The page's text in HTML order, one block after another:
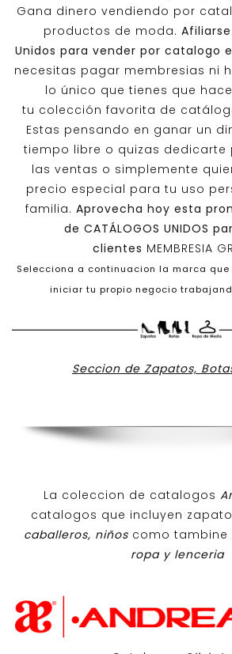
Gana dinero vendiendo por
productos de moda.
Unidos para vender por catalogo
necesitas pagar membresias ni
lo único que tienes que
tu colección favorita de
Estas pensando en ganar un
tiempo libre o quizas dedicarte
las ventas o simplemente
precio especial para tu uso
familia. Aprovecha hoy esta
de CATÁLOGOS UNIDOS
clientes MEMBRESIA
Selecciona a continuacion la marca
iniciar tu propio negocio
Seccion de Zapatos,
La coleccion de catalogos
catalogos que incluyen
caballeros, niños como tambine
ropa y lenceria